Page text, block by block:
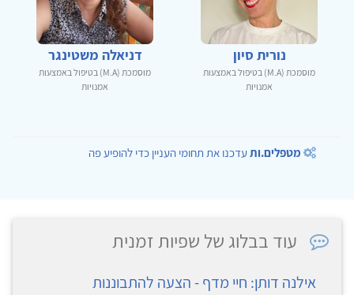
נורית סיון
מוסמכת (M.A) בטיפול באמצעות
אמנויות
דניאלה משטינגר
מוסמכת (M.A) בטיפול באמצעות
אמנויות
מטפלים.ותעדכנו את תחומי העניין כדי להופיע פה
עוד בבלוג של שפיות זמנית
אילנה דותן: חיי מדף - הצעה להתבוננות